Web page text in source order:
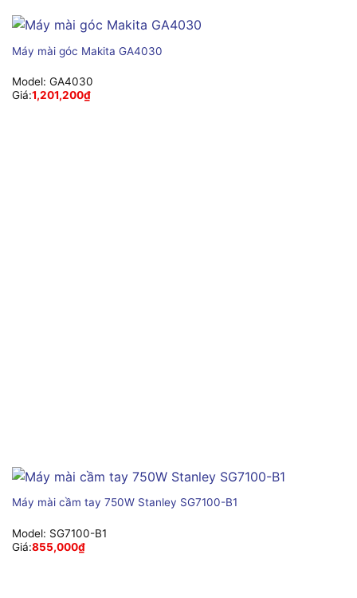
Máy mài góc Makita GA4030
Model: GA4030
Giá:1,201,200₫
Máy mài cầm tay 750W Stanley SG7100-B1
Model: SG7100-B1
Giá:855,000₫